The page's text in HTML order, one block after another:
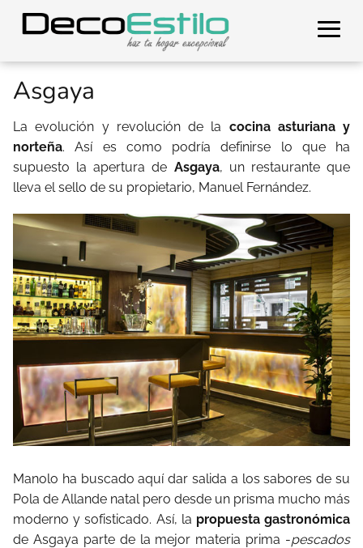
Asgaya
La evolución y revolución de la cocina asturiana y
norteña. Así es como podría definirse lo que ha
supuesto la apertura de Asgaya, un restaurante que
lleva el sello de su propietario, Manuel Fernández.
Manolo ha buscado aquí dar salida a los sabores de su
Pola de Allande natal pero desde un prisma mucho más
moderno y sofisticado. Así, la propuesta gastronómica
de Asgaya parte de la mejor materia prima -pescados